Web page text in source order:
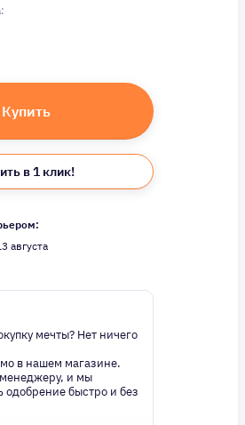
Купить
в 1 клик!
августа
мечты? Нет ничего
в нашем магазине.
и мы
одобрение быстро и без